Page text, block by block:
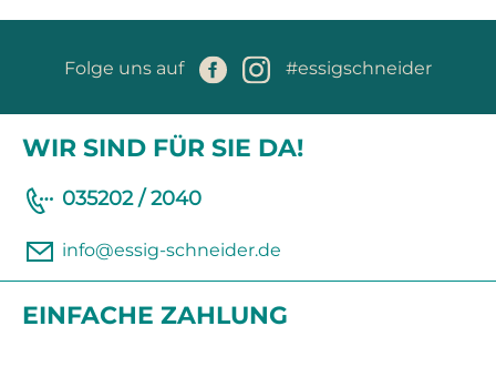
Folge uns auf #essigschneider
WIR SIND FÜR SIE DA!
035202 / 2040
info@essig-schneider.de
EINFACHE ZAHLUNG